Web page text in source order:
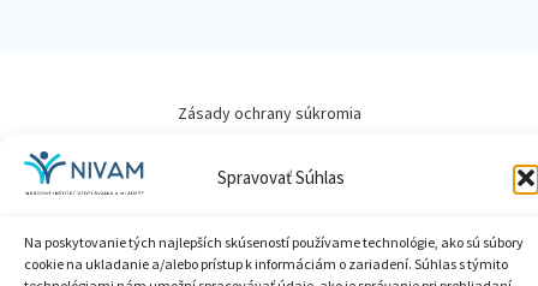
Spravovať Súhlas
Na poskytovanie tých najlepších skúseností používame technológie, ako sú súbory
cookie na ukladanie a/alebo prístup k informáciám o zariadení. Súhlas s týmito
Zásady ochrany súkromia
Vyhlásenie o prístupnosti
Nastavenia cookies